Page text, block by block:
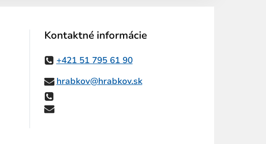
Kontaktné informácie
+421 51 795 61 90
hrabkov@hrabkov.sk